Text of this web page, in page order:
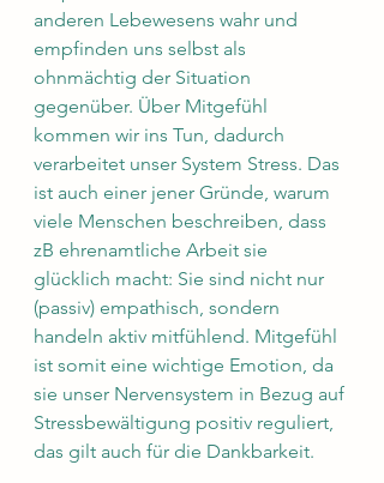
anderen Lebewesens wahr und
empfinden uns selbst als
ohnmächtig der Situation
gegenüber. Über Mitgefühl
kommen wir ins Tun, dadurch
verarbeitet unser System Stress. Das
ist auch einer jener Gründe, warum
viele Menschen beschreiben, dass
zB ehrenamtliche Arbeit sie
glücklich macht: Sie sind nicht nur
(passiv) empathisch, sondern
handeln aktiv mitfühlend. Mitgefühl
ist somit eine wichtige Emotion, da
sie unser Nervensystem in Bezug auf
Stressbewältigung positiv reguliert,
das gilt auch für die Dankbarkeit.